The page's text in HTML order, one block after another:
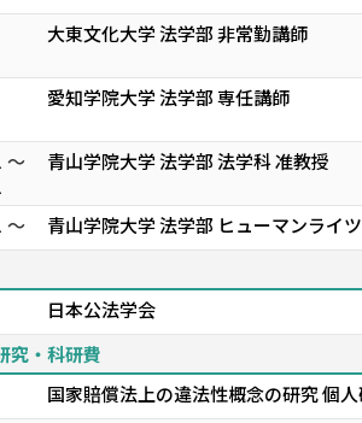
大東文化大学 法学部 非常勤講師
愛知学院大学 法学部 専任講師
～
青山学院大学 法学部 法学科 准教授
～
青山学院大学 法学部 ヒューマンライ
日本公法学会
究・科研費
国家賠償法上の違法性概念の研究 個